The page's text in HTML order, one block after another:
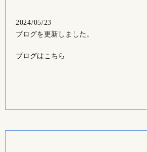
2024/05/23
ブログを更新しました。
ブログはこちら